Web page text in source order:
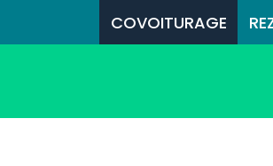
COVOITURAGE